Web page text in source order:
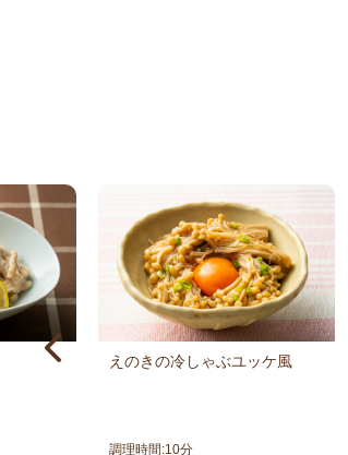
えのきの冷しゃぶユッケ風
調理時間:10分